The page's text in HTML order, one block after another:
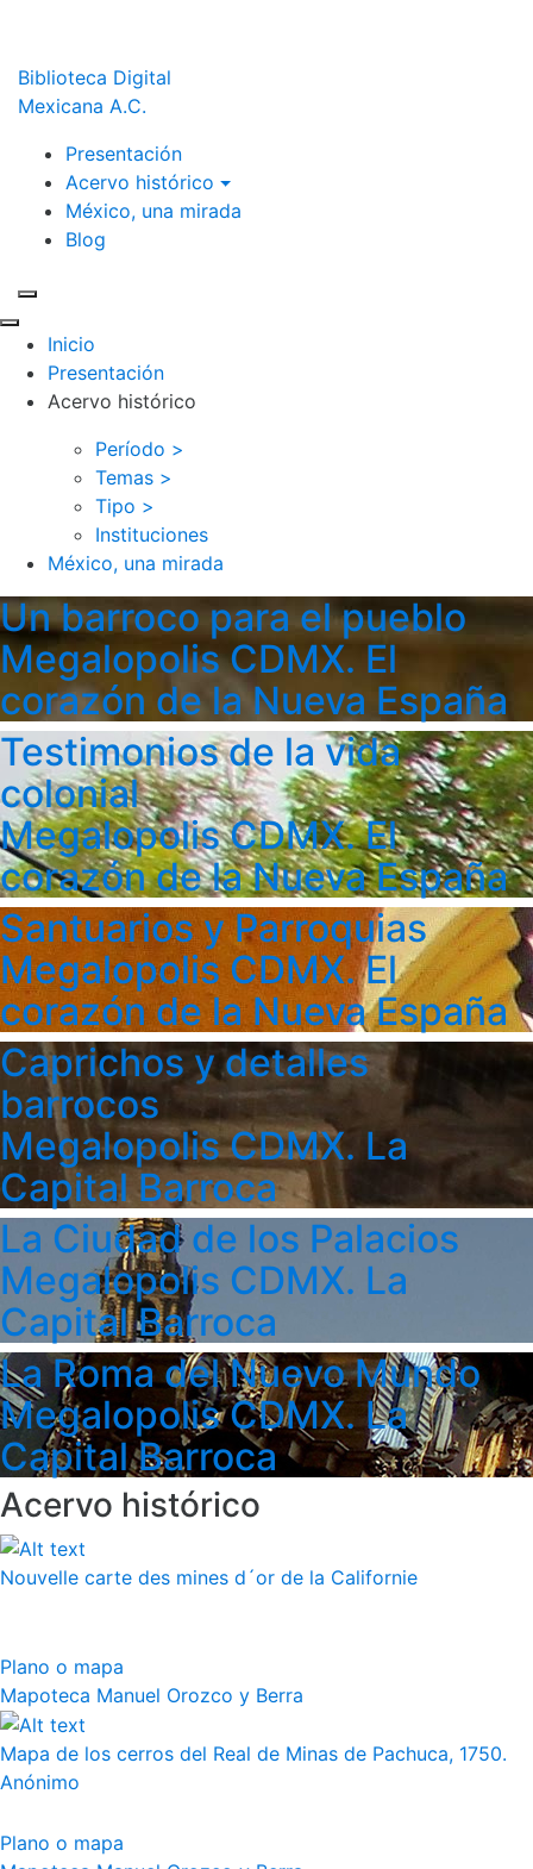
Biblioteca Digital
Mexicana A.C.
Presentación
Acervo histórico
México, una mirada
Blog
Inicio
Presentación
Acervo histórico
Período >
Temas >
Tipo >
Instituciones
México, una mirada
Un barroco para el pueblo
Megalopolis CDMX. El
corazón de la Nueva España
Testimonios de la vida
colonial
Megalopolis CDMX. El
corazón de la Nueva España
Santuarios y Parroquias
Megalopolis CDMX. El
corazón de la Nueva España
Caprichos y detalles
barrocos
Megalopolis CDMX. La
Capital Barroca
La Ciudad de los Palacios
Megalopolis CDMX. La
Capital Barroca
La Roma del Nuevo Mundo
Megalopolis CDMX. La
Capital Barroca
Acervo histórico
Nouvelle carte des mines d´or de la Californie
Plano o mapa
Mapoteca Manuel Orozco y Berra
Mapa de los cerros del Real de Minas de Pachuca, 1750.
Anónimo
Plano o mapa